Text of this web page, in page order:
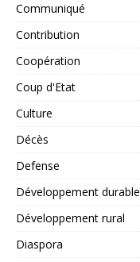
Communiqué
Contribution
Coopération
Coup d'Etat
Culture
Décès
Defense
Développement durable
Développement rural
Diaspora